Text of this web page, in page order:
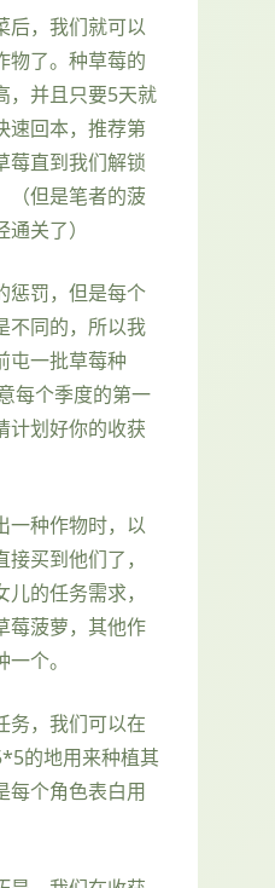
后，我们就可以
物了。种草莓的
，并且只要5天就
速回本，推荐第
莓直到我们解锁
（但是笔者的菠
关了）
惩罚，但是每个
不同的，所以我
屯一批草莓种
每个季度的第一
计划好你的收获
一种作物时，以
买到他们了，
的任务需求，
莓菠萝，其他作
个。
务，我们可以在
的地用来种植其
每个角色表白用